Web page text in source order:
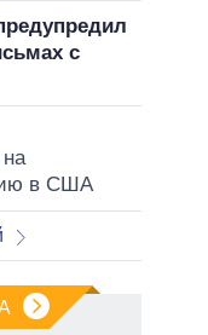
с
в США